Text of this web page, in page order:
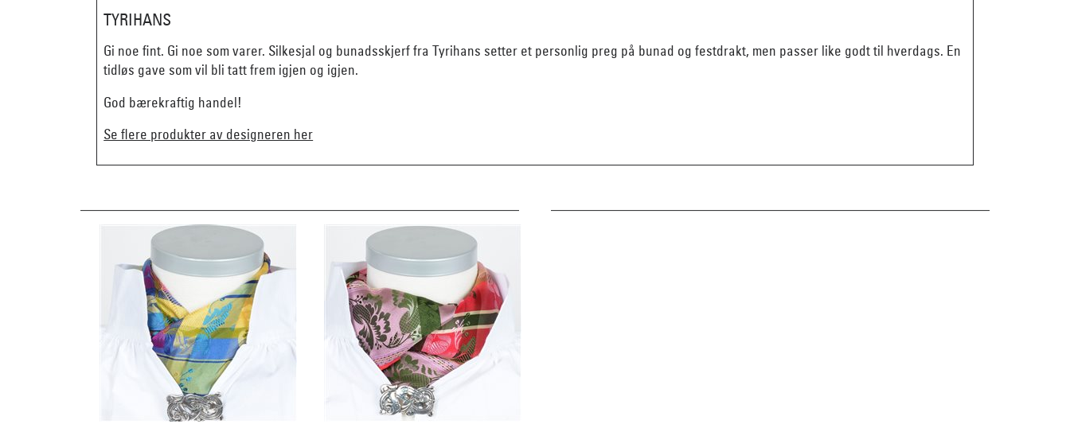
TYRIHANS
Gi noe fint. Gi noe som varer. Silkesjal og bunadsskjerf fra Tyrihans setter et personlig preg på bunad og festdrakt, men passer like godt til hverdags. En
tidløs gave som vil bli tatt frem igjen og igjen.
God bærekraftig handel!
Se flere produkter av designeren her